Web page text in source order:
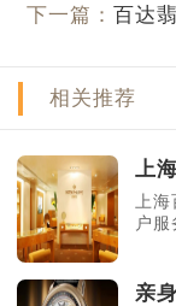
下一篇：百达
相关推荐
上
上
户
亲